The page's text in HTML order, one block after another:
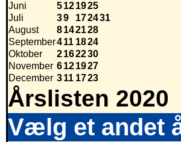
Juni
5121925
Juli
39 172431
August
8142128
September411 1824
Oktober
2162230
November 6121927
December 311 1723
Årslisten 2020
Vælg et andet